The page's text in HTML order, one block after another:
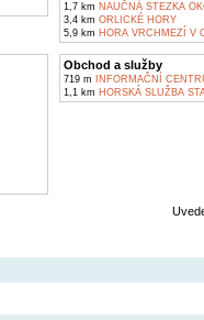
1,7 km NAUČNÁ STEZKA
3,4 km ORLICKÉ HORY
5,9 km HORA VRCHMEZÍ V
Obchod a služby
719 m INFORMAČNÍ
1,1 km HORSKÁ SLUŽBA